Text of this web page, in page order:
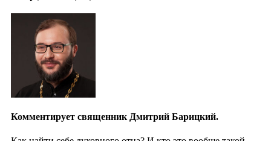
Комментирует священник Дмитрий Барицкий.